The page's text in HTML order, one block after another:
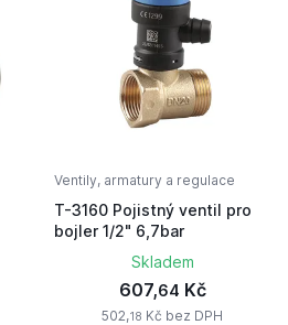
Ventily, armatury a regulace
T-3160 Pojistný ventil pro
bojler 1/2" 6,7bar
Skladem
607,64 Kč
502,18 Kč bez DPH